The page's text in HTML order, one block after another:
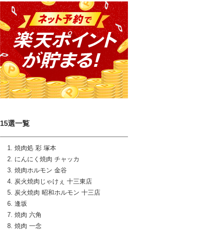
15選一覧
焼肉処 彩 塚本
にんにく焼肉 チャッカ
焼肉ホルモン 金谷
炭火焼肉じゃけぇ 十三東店
炭火焼肉 昭和ホルモン 十三店
逢坂
焼肉 六角
焼肉 一念